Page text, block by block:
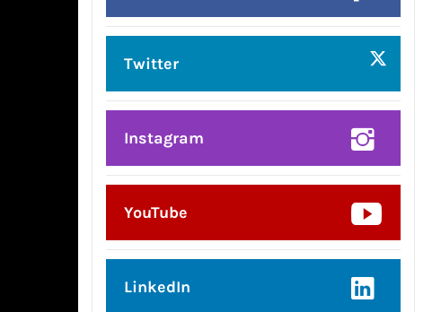
Twitter
Instagram
YouTube
LinkedIn